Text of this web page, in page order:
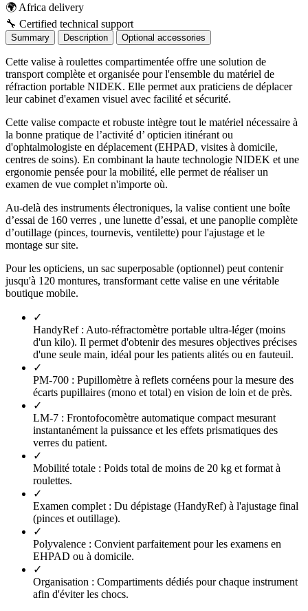
🌍Africa delivery
🔧 Certified technical support
Summary Description Optional accessories
Cette valise à roulettes compartimentée offre une solution de
transport complète et organisée pour l'ensemble du matériel de
réfraction portable NIDEK. Elle permet aux praticiens de déplacer
leur cabinet d'examen visuel avec facilité et sécurité.
Cette valise compacte et robuste intègre tout le matériel nécessaire à
la bonne pratique de l’activité d’ opticien itinérant ou
d'ophtalmologiste en déplacement (EHPAD, visites à domicile,
centres de soins). En combinant la haute technologie NIDEK et une
ergonomie pensée pour la mobilité, elle permet de réaliser un
examen de vue complet n'importe où.
Au-delà des instruments électroniques, la valise contient une boîte
d’essai de 160 verres , une lunette d’essai, et une panoplie complète
d’outillage (pinces, tournevis, ventilette) pour l'ajustage et le
montage sur site.
Pour les opticiens, un sac superposable (optionnel) peut contenir
jusqu'à 120 montures, transformant cette valise en une véritable
boutique mobile.
✓
HandyRef : Auto-réfractomètre portable ultra-léger (moins
d'un kilo). Il permet d'obtenir des mesures objectives précises
d'une seule main, idéal pour les patients alités ou en fauteuil.
✓
PM-700 : Pupillomètre à reflets cornéens pour la mesure des
écarts pupillaires (mono et total) en vision de loin et de près.
✓
LM-7 : Frontofocomètre automatique compact mesurant
instantanément la puissance et les effets prismatiques des
verres du patient.
✓
Mobilité totale : Poids total de moins de 20 kg et format à
roulettes.
✓
Examen complet : Du dépistage (HandyRef) à l'ajustage final
(pinces et outillage).
✓
Polyvalence : Convient parfaitement pour les examens en
EHPAD ou à domicile.
✓
Organisation : Compartiments dédiés pour chaque instrument
afin d'éviter les chocs.